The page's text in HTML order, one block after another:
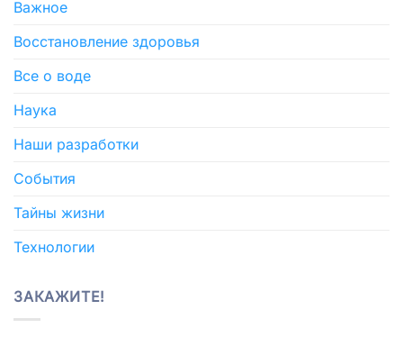
Важное
Восстановление здоровья
Все о воде
Наука
Наши разработки
События
Тайны жизни
Технологии
ЗАКАЖИТЕ!